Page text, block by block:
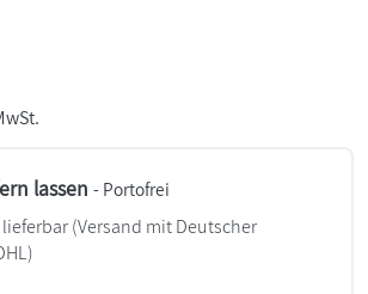
lassen - Portofrei
(Versand mit Deutscher